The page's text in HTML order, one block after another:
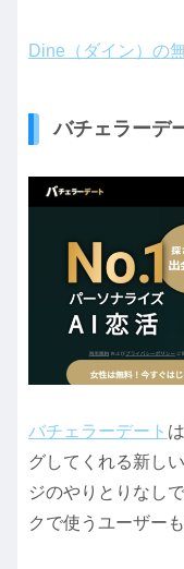
Dine（ダイン）の
バチェラーデ
バチェラーデート
グしてくれる新し
ジのやりとりなし
クで使うユーザー